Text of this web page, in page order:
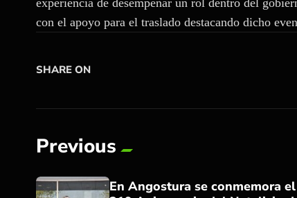
con el apoyo para el traslado destacando dicho
SHARE ON
Previous
En Angostura se conmemora el